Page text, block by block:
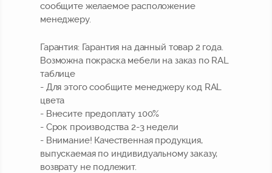
сообщите желаемое расположение
менеджеру.
Гарантия: Гарантия на данный товар 2 года.
Возможна покраска мебели на заказ по RAL
таблице
- Для этого сообщите менеджеру код RAL
цвета
- Внесите предоплату 100%
- Срок производства 2-3 недели
- Внимание! Качественная продукция,
выпускаемая по индивидуальному заказу,
возврату не подлежит.